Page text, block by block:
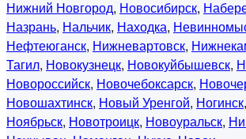
Нижний Новгород, Новосибирск,
Назрань, Нальчик, Находка,
Нефтеюганск, Нижневартовск,
Тагил, Новокузнецк, Новокуйбышевск,
Новороссийск, Новочебоксарск,
Новошахтинск, Новый Уренгой, Ногинск,
Ноябрьск, Новотроицк, Новоуральск,